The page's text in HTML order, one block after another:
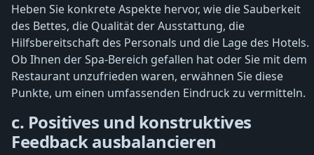
Heben Sie konkrete Aspekte hervor, wie die Sauberkeit
des Bettes, die Qualität der Ausstattung, die
Hilfsbereitschaft des Personals und die Lage des Hotels.
Ob Ihnen der Spa-Bereich gefallen hat oder Sie mit dem
Restaurant unzufrieden waren, erwähnen Sie diese
Punkte, um einen umfassenden Eindruck zu vermitteln.
c. Positives und konstruktives
Feedback ausbalancieren